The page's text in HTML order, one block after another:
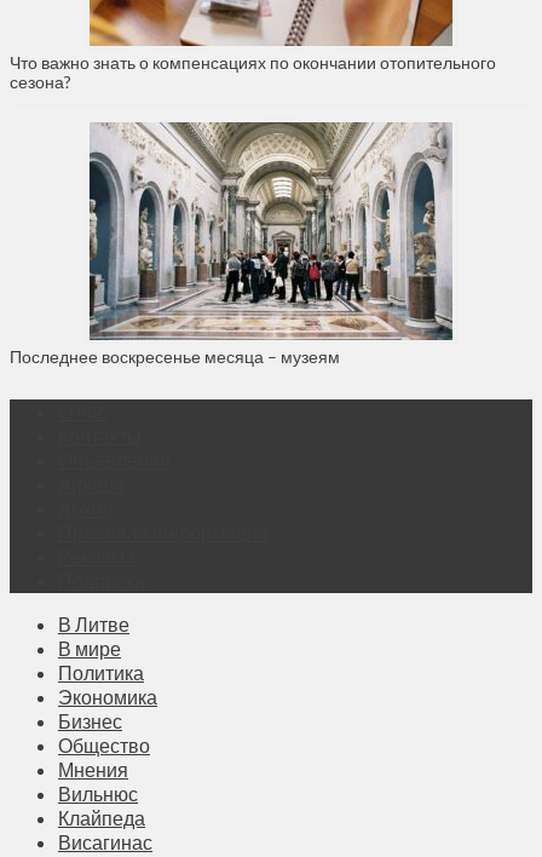
Что важно знать о компенсациях по окончании отопительного
сезона?
Последнее воскресенье месяца – музеям
В Литве
В мире
Политика
Экономика
Бизнес
Общество
Мнения
Вильнюс
Клайпеда
Висагинас